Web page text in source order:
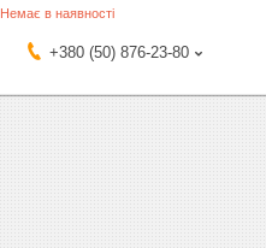
Немає в наявності
+380 (50) 876-23-80